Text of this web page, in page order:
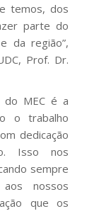
temos, dos
parte do
da região”,
Prof. Dr.
do MEC é a
o trabalho
dedicação
Isso nos
sempre
nossos
que os